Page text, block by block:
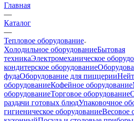
Главная
—
Каталог
—
Тепловое оборудование
Холодильное оборудованиеБытовая
техникаЭлектромеханическое
кондитерское оборудование
фудаОборудование для пиццерии
оборудованиеКофейное оборудование
оборудованиеТорговое оборудование
раздачи готовых блюдУпаковочное
гигиеническое оборудованиеВесовое